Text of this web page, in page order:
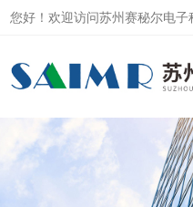
您好！欢迎访问苏州赛秘尔电子